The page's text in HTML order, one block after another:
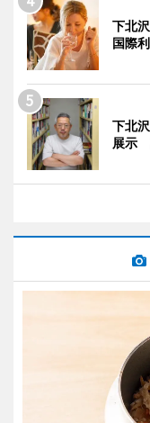
下北
国際
下北
展示